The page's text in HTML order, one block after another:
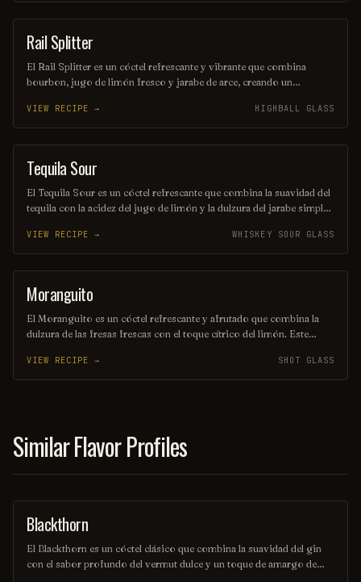
COCKTAIL
Rail Splitter
El Rail Splitter es un cóctel refrescante y vibrante que combina
bourbon, jugo de limón fresco y jarabe de arce, creando un
rodaja de limón y una ramita de menta, este trago es ideal para
disfrutar en una tarde soleada. Su nombre rinde homenaje al famoso
presidente estadounidense Abraham Lincoln, conocido como el
"Rail Splitter".
VIEW RECIPE → HIGHBALL GLASS
ORDINARY DRINK
Tequila Sour
El Tequila Sour es un cóctel refrescante que combina la suavidad del
tequila con la acidez del jugo de limón y la dulzura del jarabe simple.
con una rodaja de limón o una cereza. Su equilibrio entre sabores
cítricos y el característico toque del tequila lo convierte en una
opción ideal para cualquier ocasión.
VIEW RECIPE → WHISKEY SOUR GLASS
SHOT
Moranguito
El Moranguito es un cóctel refrescante y afrutado que combina la
dulzura de las fresas frescas con el toque cítrico del limón. Este
creando una experiencia vibrante y veraniega en cada sorbo. Ideal
para disfrutar en una tarde soleada, el Moranguito es una celebración
VIEW RECIPE → SHOT GLASS
Similar Flavor Profiles
ORDINARY DRINK
Blackthorn
El Blackthorn es un cóctel clásico que combina la suavidad del gin
con el sabor profundo del vermut dulce y un toque de amargo de